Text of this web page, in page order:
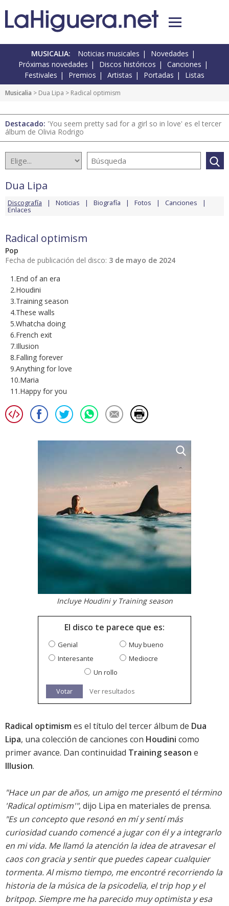
MUSICALIA: Noticias musicales
Novedades
Próximas novedades
Discos históricos
Canciones
Festivales
Premios Artistas Portadas Listas
Musicalia > Dua Lipa > Radical optimism
Destacado: 'You seem pretty sad for a girl so in love' es el tercer
álbum de Olivia Rodrigo
Dua Lipa
Discografía Noticias Biografía Fotos Canciones
Enlaces
Radical optimism
Pop
Fecha de publicación del disco: 3 de mayo de 2024
1.End of an era
2.Houdini
3.Training season
4.These walls
5.Whatcha doing
6.French exit
7.Illusion
8.Falling forever
9.Anything for love
10.Maria
11.Happy for you
Incluye Houdini y Training season
El disco te parece que es:
Genial
Muy bueno
Interesante
Mediocre
Un rollo
Votar Ver resultados
Radical optimism es el título del tercer álbum de Dua
Lipa, una colección de canciones con Houdini como
primer avance. Dan continuidad Training season e
Illusion.
"Hace un par de años, un amigo me presentó el término
'Radical optimism'", dijo Lipa en materiales de prensa.
"Es un concepto que resonó en mí y sentí más
curiosidad cuando comencé a jugar con él y a integrarlo
en mi vida. Me llamó la atención la idea de atravesar el
caos con gracia y sentir que puedes capear cualquier
tormenta. Al mismo tiempo, me encontré recorriendo la
historia de la música de la psicodelia, el trip hop y el
britpop. Siempre me ha parecido muy optimista y esa